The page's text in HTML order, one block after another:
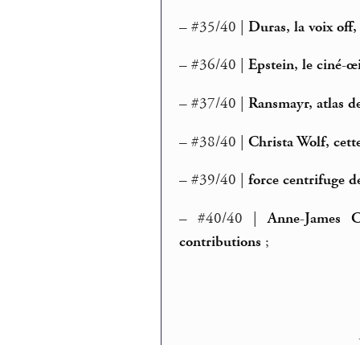
– #35/40 |Duras, la voix
– #36/40 |Epstein, le ciné-
– #37/40 |Ransmayr, atlas
– #38/40 |Christa Wolf,
– #39/40 |force centrifuge
– #40/40 |Anne-James
contributions ;